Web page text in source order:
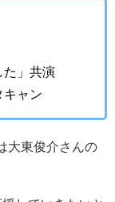
た」共演
キャン
大東俊介さんの